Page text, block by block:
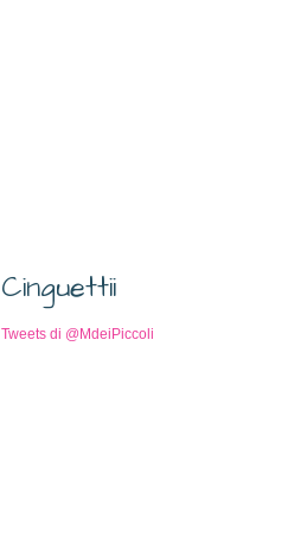
Cinguettii
Tweets di @MdeiPiccoli